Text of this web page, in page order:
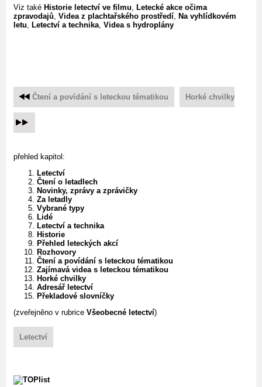
Viz také Historie letectví ve filmu
Letecké akce očima
zpravodajů Videa z plachtařského prostředí
Na vyhlídkovém
letu
Letectví a technika Videa s hydroplány
Čtení a povídání s leteckou tématikou Horké chvilky
přehled kapitol:
Letectví
Čtení o letadlech
Novinky, zprávy a zprávičky
Za letadly
Vybrané typy
Lidé
Letectví a technika
Historie
Přehled leteckých akcí
Rozhovory
Čtení a povídání s leteckou tématikou
Zajímavá videa s leteckou tématikou
Horké chvilky
Adresář letectví
Překladové slovníčky
(zveřejněno v rubrice Všeobecné letectví)
Letectví